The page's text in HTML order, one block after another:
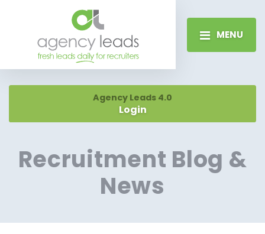
MENU
Agency Leads 4.0
Login
Recruitment Blog &
News